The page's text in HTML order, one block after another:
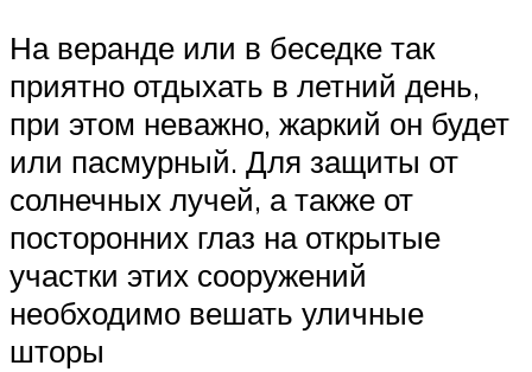
На веранде или в беседке так
приятно отдыхать в летний день,
при этом неважно, жаркий он будет
или пасмурный. Для защиты от
солнечных лучей, а также от
посторонних глаз на открытые
участки этих сооружений
необходимо вешать уличные
шторы